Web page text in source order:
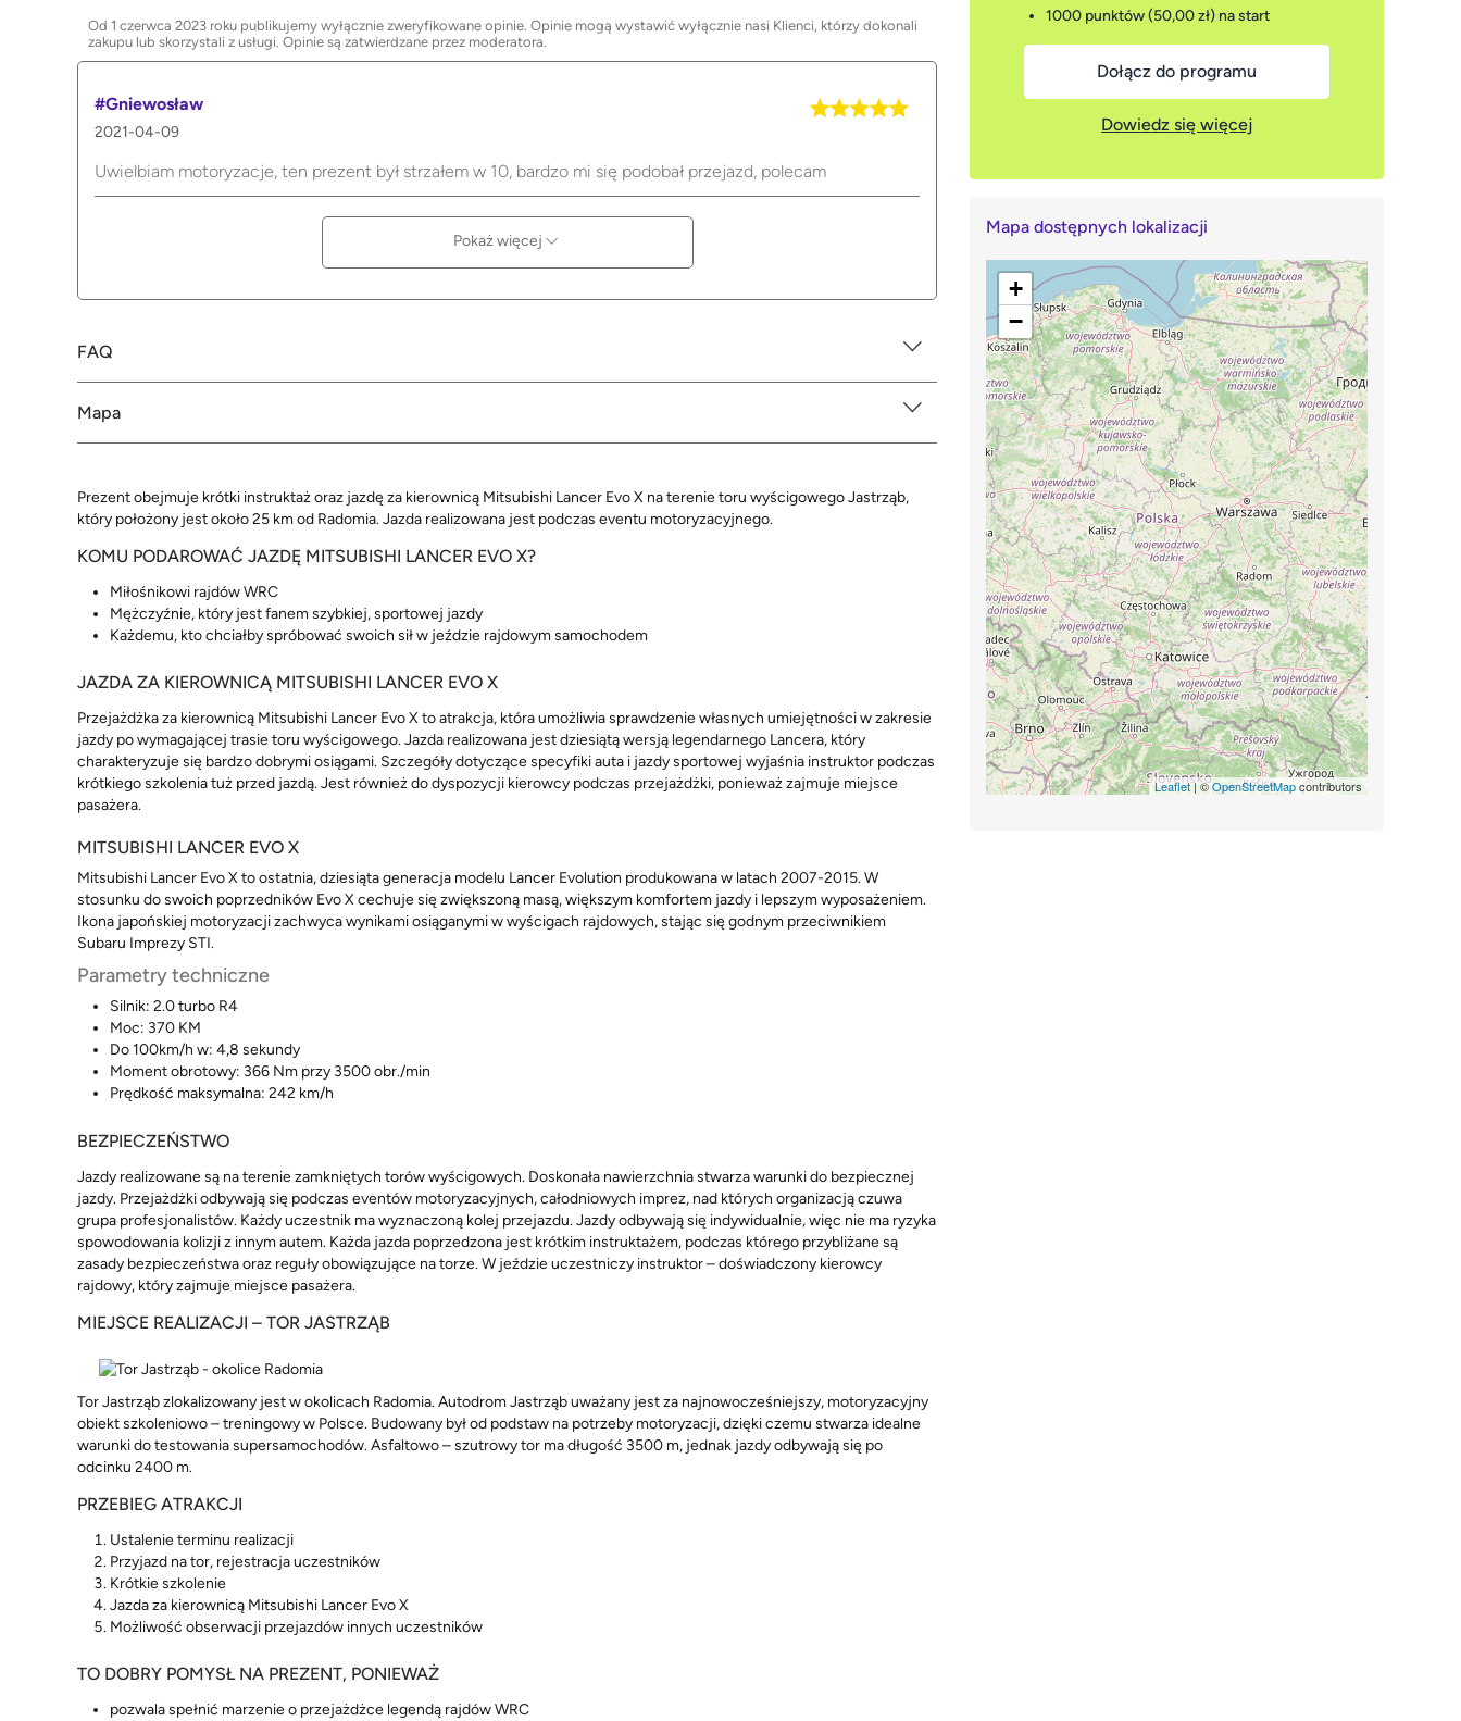
Od 1 czerwca 2023 roku publikujemy wyłącznie zweryfikowane opinie. Opinie mogą wystawić wyłącznie nasi Klienci, którzy dokonali
zakupu lub skorzystali z usługi. Opinie są zatwierdzane przez moderatora.
#Gniewosław
2021-04-09
Uwielbiam motoryzacje, ten prezent był strzałem w 10, bardzo mi się podobał przejazd, polecam
Pokaż więcej
FAQ
Mapa
Prezent obejmuje krótki instruktaż oraz jazdę za kierownicą Mitsubishi Lancer Evo X na terenie toru wyścigowego Jastrząb,
który położony jest około 25 km od Radomia. Jazda realizowana jest podczas eventu motoryzacyjnego.
KOMU PODAROWAĆ JAZDĘ MITSUBISHI LANCER EVO X?
Miłośnikowi rajdów WRC
Mężczyźnie, który jest fanem szybkiej, sportowej jazdy
Każdemu, kto chciałby spróbować swoich sił w jeździe rajdowym samochodem
JAZDA ZA KIEROWNICĄ MITSUBISHI LANCER EVO X
Przejażdżka za kierownicą Mitsubishi Lancer Evo X to atrakcja, która umożliwia sprawdzenie własnych umiejętności w zakresie
jazdy po wymagającej trasie toru wyścigowego. Jazda realizowana jest dziesiątą wersją legendarnego Lancera, który
charakteryzuje się bardzo dobrymi osiągami. Szczegóły dotyczące specyfiki auta i jazdy sportowej wyjaśnia instruktor podczas
krótkiego szkolenia tuż przed jazdą. Jest również do dyspozycji kierowcy podczas przejażdżki, ponieważ zajmuje miejsce
pasażera.
MITSUBISHI LANCER EVO X
Mitsubishi Lancer Evo X to ostatnia, dziesiąta generacja modelu Lancer Evolution produkowana w latach 2007-2015. W
stosunku do swoich poprzedników Evo X cechuje się zwiększoną masą, większym komfortem jazdy i lepszym wyposażeniem.
Ikona japońskiej motoryzacji zachwyca wynikami osiąganymi w wyścigach rajdowych, stając się godnym przeciwnikiem
Subaru Imprezy STI.
Parametry techniczne
Silnik: 2.0 turbo R4
Moc: 370 KM
Do 100km/h w: 4,8 sekundy
Moment obrotowy: 366 Nm przy 3500 obr./min
Prędkość maksymalna: 242 km/h
BEZPIECZEŃSTWO
Jazdy realizowane są na terenie zamkniętych torów wyścigowych. Doskonała nawierzchnia stwarza warunki do bezpiecznej
jazdy. Przejażdżki odbywają się podczas eventów motoryzacyjnych, całodniowych imprez, nad których organizacją czuwa
grupa profesjonalistów. Każdy uczestnik ma wyznaczoną kolej przejazdu. Jazdy odbywają się indywidualnie, więc nie ma ryzyka
spowodowania kolizji z innym autem. Każda jazda poprzedzona jest krótkim instruktażem, podczas którego przybliżane są
zasady bezpieczeństwa oraz reguły obowiązujące na torze. W jeździe uczestniczy instruktor – doświadczony kierowcy
rajdowy, który zajmuje miejsce pasażera.
MIEJSCE REALIZACJI – TOR JASTRZĄB
Tor Jastrząb zlokalizowany jest w okolicach Radomia. Autodrom Jastrząb uważany jest za najnowocześniejszy, motoryzacyjny
obiekt szkoleniowo – treningowy w Polsce. Budowany był od podstaw na potrzeby motoryzacji, dzięki czemu stwarza idealne
warunki do testowania supersamochodów. Asfaltowo – szutrowy tor ma długość 3500 m, jednak jazdy odbywają się po
odcinku 2400 m.
PRZEBIEG ATRAKCJI
Ustalenie terminu realizacji
Przyjazd na tor, rejestracja uczestników
Krótkie szkolenie
Jazda za kierownicą Mitsubishi Lancer Evo X
Możliwość obserwacji przejazdów innych uczestników
TO DOBRY POMYSŁ NA PREZENT, PONIEWAŻ
pozwala spełnić marzenie o przejażdżce legendą rajdów WRC
1000 punktów (50,00 zł) na start
Dołącz do programu
Dowiedz się więcej
Mapa dostępnych lokalizacji
+
−
Leaflet| ©OpenStreetMapcontributors